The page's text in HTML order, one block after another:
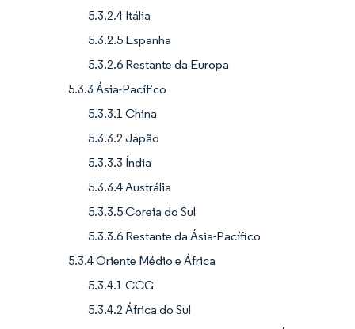
5.3.2.4 Itália
5.3.2.5 Espanha
5.3.2.6 Restante da Europa
5.3.3 Ásia-Pacífico
5.3.3.1 China
5.3.3.2 Japão
5.3.3.3 Índia
5.3.3.4 Austrália
5.3.3.5 Coreia do Sul
5.3.3.6 Restante da Ásia-Pacífico
5.3.4 Oriente Médio e África
5.3.4.1 CCG
5.3.4.2 África do Sul